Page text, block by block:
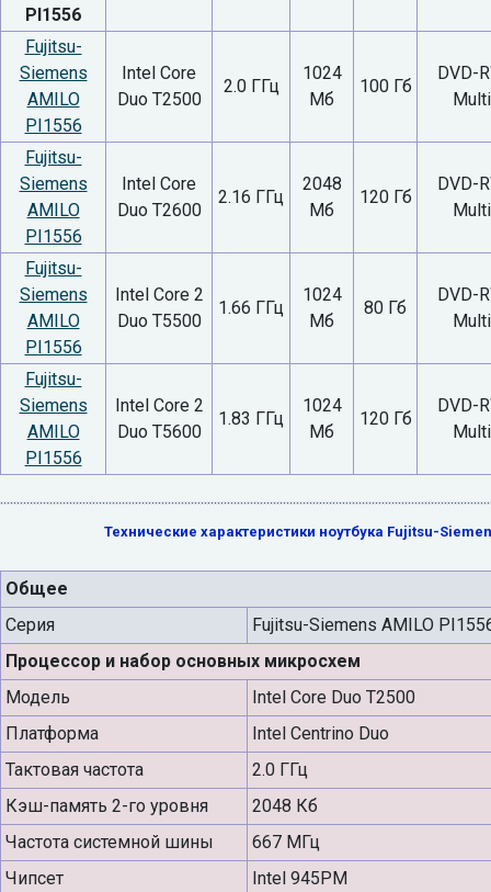
PI1556
Fujitsu-
Siemens
AMILO
PI1556
Intel Core
Duo T2500
2.0 ГГц
1024
Мб
100 Гб
DVD-
Multi
Fujitsu-
Siemens
AMILO
PI1556
Intel Core
Duo T2600
2.16 ГГц
2048
Мб
120 Гб
DVD-
Multi
Fujitsu-
Siemens
AMILO
PI1556
Intel Core 2
Duo T5500
1.66 ГГц
1024
Мб
80 Гб
DVD-
Multi
Fujitsu-
Siemens
AMILO
PI1556
Intel Core 2
Duo T5600
1.83 ГГц
1024
Мб
120 Гб
DVD-
Multi
Технические характеристики ноутбука Fujitsu-
Общее
Серия
Fujitsu-Siemens AMILO
Процессор и набор основных микросхем
Модель
Intel Core Duo T2500
Платформа
Intel Centrino Duo
Тактовая частота
2.0 ГГц
Кэш-память 2-го уровня
2048 Кб
Частота системной шины
667 МГц
Чипсет
Intel 945PM